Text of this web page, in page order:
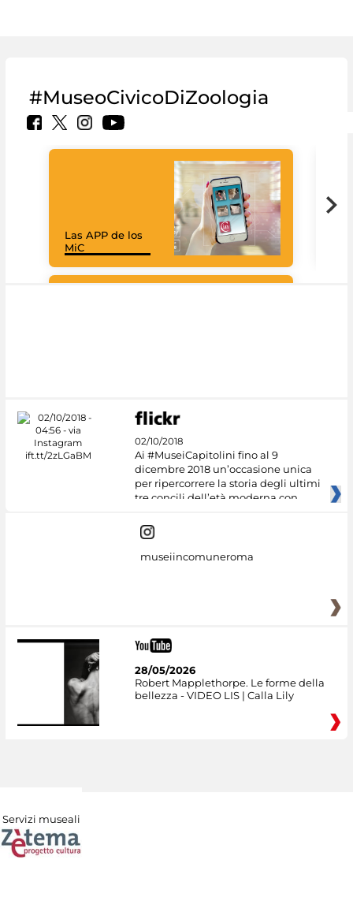
#MuseoCivicoDiZoologia
Las APP de los
MiC
02/10/2018
Ai #MuseiCapitolini fino al 9
dicembre 2018 un’occasione unica
per ripercorrere la storia degli ultimi
tre concili dell’età moderna con
museiincomuneroma
28/05/2026
Robert Mapplethorpe. Le forme della
bellezza - VIDEO LIS | Calla Lily
Servizi museali